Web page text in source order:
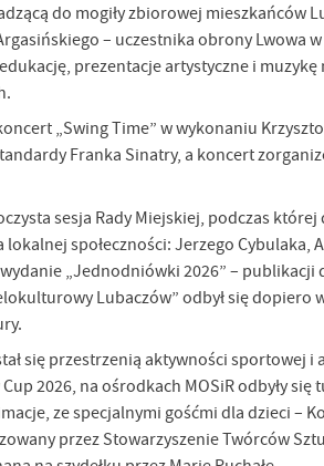
do mogiły zbiorowej mieszkańców
– uczestnika obrony Lwowa
prezentacje artystyczne i
„Swing Time” w wykonaniu
Franka Sinatry, a koncert
sesja Rady Miejskiej, podczas
społeczności: Jerzego
„Jednodniówki 2026” –
Lubaczów” odbył się dopiero
się przestrzenią aktywności sportowej
2026, na ośrodkach MOSiR odbyły
ze specjalnymi gośćmi dla dzieci –
przez Stowarzyszenie Twórców